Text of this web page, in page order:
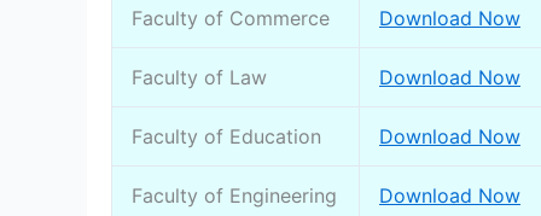
Faculty of Commerce Download Now
Faculty of Law Download Now
Faculty of Education Download Now
Faculty of Engineering Download Now